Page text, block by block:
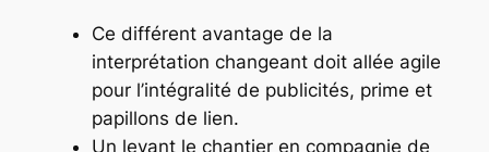
Ce différent avantage de la
interprétation changeant doit allée agile
pour l’intégralité de publicités, prime et
papillons de lien.
Un levant le chantier en compagnie de